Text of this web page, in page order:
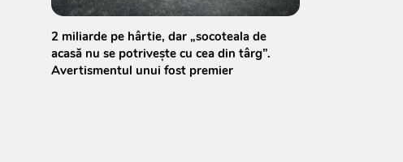
2 miliarde pe hârtie, dar „socoteala de
acasă nu se potrivește cu cea din târg”.
Avertismentul unui fost premier